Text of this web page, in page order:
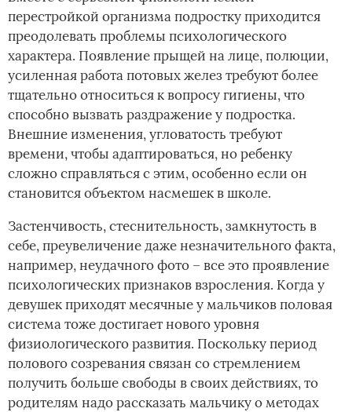
перестройкой организма подростку приходится
преодолевать проблемы психологического
характера. Появление прыщей на лице, полюции,
усиленная работа потовых желез требуют более
тщательно относиться к вопросу гигиены, что
способно вызвать раздражение у подростка.
Внешние изменения, угловатость требуют
времени, чтобы адаптироваться, но ребенку
сложно справляться с этим, особенно если он
становится объектом насмешек в школе.
Застенчивость, стеснительность, замкнутость в
себе, преувеличение даже незначительного факта,
например, неудачного фото – все это проявление
психологических признаков взросления. Когда у
девушек приходят месячные у мальчиков половая
система тоже достигает нового уровня
физиологического развития. Поскольку период
полового созревания связан со стремлением
получить больше свободы в своих действиях, то
родителям надо рассказать мальчику о методах